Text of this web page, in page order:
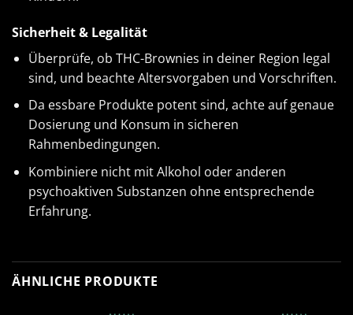
Sicherheit & Legalität
Überprüfe, ob THC-Brownies in deiner Region legal
sind, und beachte Altersvorgaben und Vorschriften.
Da essbare Produkte potent sind, achte auf genaue
Dosierung und Konsum in sicheren
Rahmenbedingungen.
Kombiniere nicht mit Alkohol oder anderen
psychoaktiven Substanzen ohne entsprechende
Erfahrung.
ÄHNLICHE PRODUKTE